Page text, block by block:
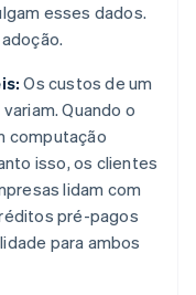
esses dados.
Os custos de um
Quando o
computação
isso, os clientes
lidam com
pré-pagos
para ambos